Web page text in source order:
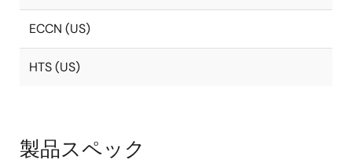
ECCN (US)
HTS (US)
製品スペック